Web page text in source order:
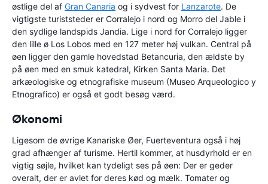
østlige del af Gran Canaria og i sydvest for Lanzarote. De
vigtigste turiststeder er Corralejo i nord og Morro del Jable i
den sydlige landspids Jandia. Lige i nord for Corralejo ligger
den lille ø Los Lobos med en 127 meter høj vulkan. Central på
øen ligger den gamle hovedstad Betancuria, den ældste by
på øen med en smuk katedral, Kirken Santa Maria. Det
arkæologiske og etnografiske museum (Museo Arqueologico y
Etnografico) er også et godt besøg værd.
Økonomi
Ligesom de øvrige Kanariske Øer, Fuerteventura også i høj
grad afhænger af turisme. Hertil kommer, at husdyrhold er en
vigtig søjle, hvilket kan tydeligt ses på øen: Der er geder
overalt, der er avlet for deres kød og mælk. Tomater og